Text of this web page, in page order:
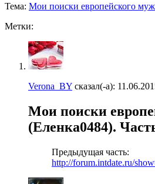
Тема: Мои поиски европейского
Метки:
Verona_BY сказал(-а):
Мои поиски
(Еленка0484).
Предыдущая часть:
http://forum.intdate.ru/